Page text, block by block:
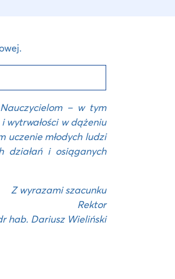
– w tym
wytrwałości w dążeniu
uczenie młodych ludzi
działań i osiąganych
Z wyrazami szacunku
Rektor
hab. Dariusz Wieliński